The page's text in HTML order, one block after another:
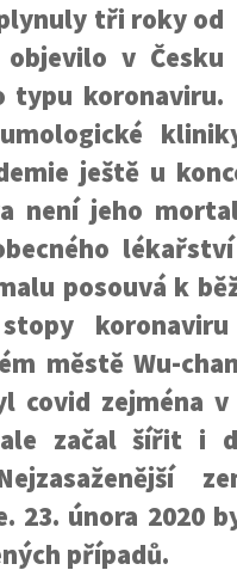
tři roky od
v Česku
typu koronaviru.
ještě u
není jeho
posouvá k
stopy
městě Wu-
covid zejména
začal šířit i
23. února 2020
případů.